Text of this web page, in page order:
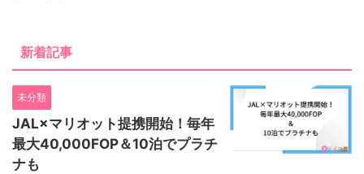
新着記事
未分類
JAL×マリオット提携開始！毎年
最大40,000FOP＆10泊でプラチ
ナも